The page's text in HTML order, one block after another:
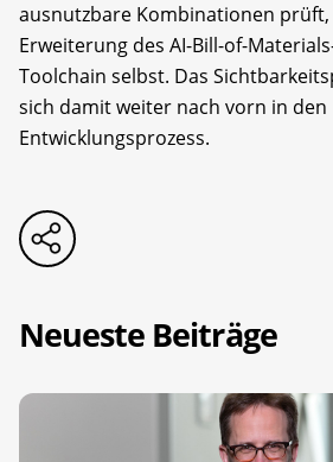
ausnutzbare Kombinationen prüft,
Erweiterung des AI-Bill-of-
Toolchain selbst. Das
sich damit weiter nach vorn in den
Entwicklungsprozess.
Neueste Beiträge